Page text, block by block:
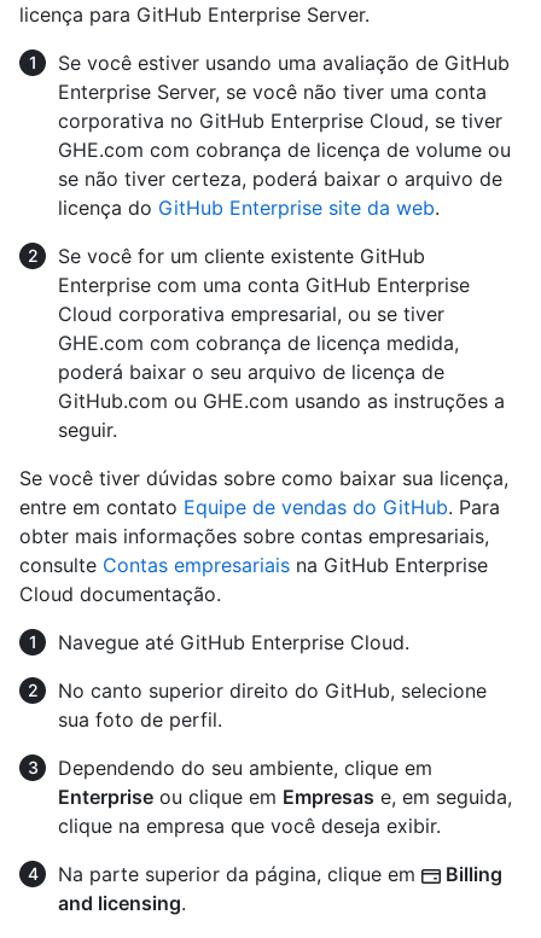
licença para GitHub Enterprise Server.
Se você estiver usando uma avaliação de GitHub
Enterprise Server, se você não tiver uma conta
corporativa no GitHub Enterprise Cloud, se tiver
GHE.com com cobrança de licença de volume ou
se não tiver certeza, poderá baixar o arquivo de
licença do GitHub Enterprise site da web.
Se você for um cliente existente GitHub
Enterprise com uma conta GitHub Enterprise
Cloud corporativa empresarial, ou se tiver
GHE.com com cobrança de licença medida,
poderá baixar o seu arquivo de licença de
GitHub.com ou GHE.com usando as instruções a
seguir.
Se você tiver dúvidas sobre como baixar sua licença,
entre em contato Equipe de vendas do GitHub. Para
obter mais informações sobre contas empresariais,
consulte Contas empresariais na GitHub Enterprise
Cloud documentação.
Navegue até GitHub Enterprise Cloud.
No canto superior direito do GitHub, selecione
sua foto de perfil.
Dependendo do seu ambiente, clique em
Enterprise ou clique em Empresas e, em seguida,
clique na empresa que você deseja exibir.
Na parte superior da página, clique em
Billing
and licensing.